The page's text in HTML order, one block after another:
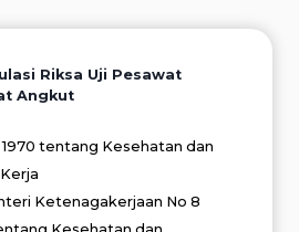
Riksa Uji Pesawat
Angkut
1970 tentang Kesehatan dan
Ketenagakerjaan No 8